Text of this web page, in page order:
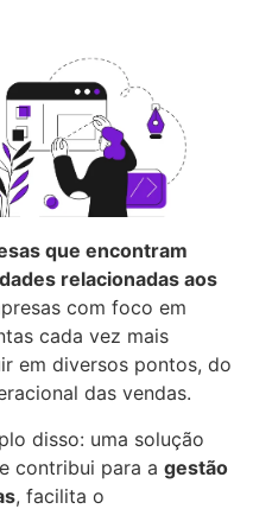
que encontram
relacionadas aos
com foco em
cada vez mais
em diversos pontos, do
das vendas.
disso: uma solução
contribui para a gestão
, facilita o